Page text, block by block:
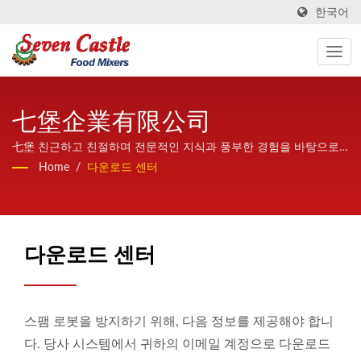
한국어
七堡企業有限公司
七堡 친근하고 친절하며 전문적인 지식과 풍부한 경험을 바탕으로
전 세계에 고품질과 높은 안정성을 제공하는 가열 혼합기입니다.
Home / 다운로드 센터
다운로드 센터
스팸 로봇을 방지하기 위해, 다음 정보를 제공해야 합니
다. 당사 시스템에서 귀하의 이메일 계정으로 다운로드